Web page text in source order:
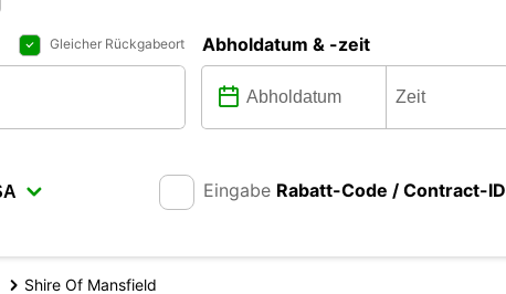
Gleicher Rückgabeort Abholdatum & -zeit
Eingabe Rabatt-Code / Contract-ID
Shire Of Mansfield